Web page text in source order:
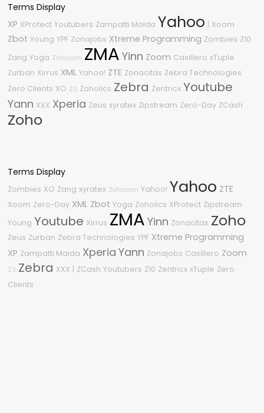
Terms Display
XP XProtect Youtubers Zampatti Maida Yahoo | Xoom
Zbot Young YPF Zonajobs Xtreme Programming Zombies Z10
Zang Yoga Zoho.com ZMA Yinn Zoom Casillero xTuple
Zurban Xirrus XML Yahoo! ZTE Zonacitas Zebra Technologies
Zero Clients XO Z3 Zoholics Zebra Zentricx Youtube
Yann XXX Xperia Zeus xyratex Zipstream Zero-Day ZCash
Zoho
Terms Display
Zombies XO Zang xyratex Zoho.com Yahoo! Yahoo ZTE
Xoom Zero-Day XML Zbot Yoga Zoholics XProtect Zipstream
Young Youtube Xirrus ZMA Yinn Zonacitas Zoho
Zeus Zurban Zebra Technologies YPF Xtreme Programming
XP Zampatti Maida Xperia Yann Zonajobs Casillero Zoom
Z3 Zebra XXX | ZCash Youtubers Z10 Zentricx xTuple Zero
Clients